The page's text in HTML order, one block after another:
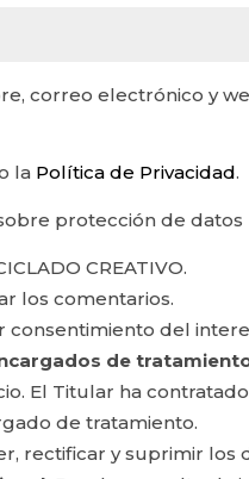
correo electrónico y
la Política de Privacidad.
protección de datos
CREATIVO.
los comentarios.
consentimiento del
de
El Titular ha
de tratamiento.
rectificar y suprimir los